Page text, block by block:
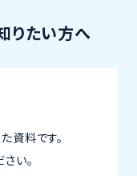
りたい方へ
資料です。
い。